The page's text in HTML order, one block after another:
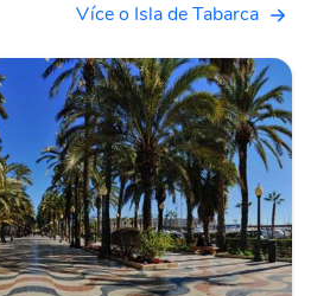
Více o Isla de Tabarca